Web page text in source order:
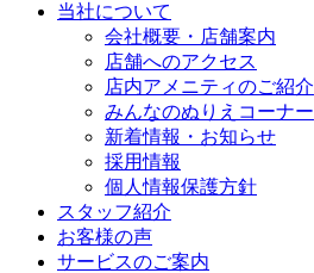
当社について
会社概要・店舗案内
店舗へのアクセス
店内アメニティのご紹介
みんなのぬりえコーナー
新着情報・お知らせ
採用情報
個人情報保護方針
スタッフ紹介
お客様の声
サービスのご案内